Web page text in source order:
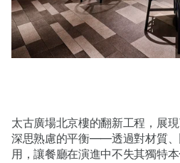
太古廣場北京樓的翻新工程，展
深思熟慮的平衡——透過對材質、
用，讓餐廳在演進中不失其獨特本